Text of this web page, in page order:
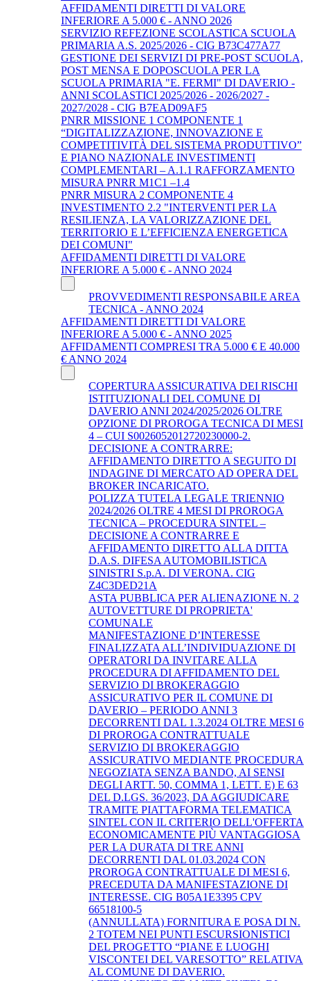
AFFIDAMENTI DIRETTI DI VALORE
INFERIORE A 5.000 € - ANNO 2026
SERVIZIO REFEZIONE SCOLASTICA SCUOLA
PRIMARIA A.S. 2025/2026 - CIG B73C477A77
GESTIONE DEI SERVIZI DI PRE-POST SCUOLA,
POST MENSA E DOPOSCUOLA PER LA
SCUOLA PRIMARIA "E. FERMI" DI DAVERIO -
ANNI SCOLASTICI 2025/2026 - 2026/2027 -
2027/2028 - CIG B7EAD09AF5
PNRR MISSIONE 1 COMPONENTE 1
“DIGITALIZZAZIONE, INNOVAZIONE E
COMPETITIVITÀ DEL SISTEMA PRODUTTIVO”
E PIANO NAZIONALE INVESTIMENTI
COMPLEMENTARI – A.1.1 RAFFORZAMENTO
MISURA PNRR M1C1 –1.4
PNRR MISURA 2 COMPONENTE 4
INVESTIMENTO 2.2 "INTERVENTI PER LA
RESILIENZA, LA VALORIZZAZIONE DEL
TERRITORIO E L’EFFICIENZA ENERGETICA
DEI COMUNI"
AFFIDAMENTI DIRETTI DI VALORE
INFERIORE A 5.000 € - ANNO 2024
PROVVEDIMENTI RESPONSABILE AREA
TECNICA - ANNO 2024
AFFIDAMENTI DIRETTI DI VALORE
INFERIORE A 5.000 € - ANNO 2025
AFFIDAMENTI COMPRESI TRA 5.000 € E 40.000
€ ANNO 2024
COPERTURA ASSICURATIVA DEI RISCHI
ISTITUZIONALI DEL COMUNE DI
DAVERIO ANNI 2024/2025/2026 OLTRE
OPZIONE DI PROROGA TECNICA DI MESI
4 – CUI S0026052012720230000-2.
DECISIONE A CONTRARRE:
AFFIDAMENTO DIRETTO A SEGUITO DI
INDAGINE DI MERCATO AD OPERA DEL
BROKER INCARICATO.
POLIZZA TUTELA LEGALE TRIENNIO
2024/2026 OLTRE 4 MESI DI PROROGA
TECNICA – PROCEDURA SINTEL –
DECISIONE A CONTRARRE E
AFFIDAMENTO DIRETTO ALLA DITTA
D.A.S. DIFESA AUTOMOBILISTICA
SINISTRI S.p.A. DI VERONA. CIG
Z4C3DED21A
ASTA PUBBLICA PER ALIENAZIONE N. 2
AUTOVETTURE DI PROPRIETA'
COMUNALE
MANIFESTAZIONE D’INTERESSE
FINALIZZATA ALL’INDIVIDUAZIONE DI
OPERATORI DA INVITARE ALLA
PROCEDURA DI AFFIDAMENTO DEL
SERVIZIO DI BROKERAGGIO
ASSICURATIVO PER IL COMUNE DI
DAVERIO – PERIODO ANNI 3
DECORRENTI DAL 1.3.2024 OLTRE MESI 6
DI PROROGA CONTRATTUALE
SERVIZIO DI BROKERAGGIO
ASSICURATIVO MEDIANTE PROCEDURA
NEGOZIATA SENZA BANDO, AI SENSI
DEGLI ARTT. 50, COMMA 1, LETT. E) E 63
DEL D.LGS. 36/2023, DA AGGIUDICARE
TRAMITE PIATTAFORMA TELEMATICA
SINTEL CON IL CRITERIO DELL'OFFERTA
ECONOMICAMENTE PIÙ VANTAGGIOSA
PER LA DURATA DI TRE ANNI
DECORRENTI DAL 01.03.2024 CON
PROROGA CONTRATTUALE DI MESI 6,
PRECEDUTA DA MANIFESTAZIONE DI
INTERESSE. CIG B05A1E3395 CPV
66518100-5
(ANNULLATA) FORNITURA E POSA DI N.
2 TOTEM NEI PUNTI ESCURSIONISTICI
DEL PROGETTO “PIANE E LUOGHI
VISCONTEI DEL VARESOTTO” RELATIVA
AL COMUNE DI DAVERIO.